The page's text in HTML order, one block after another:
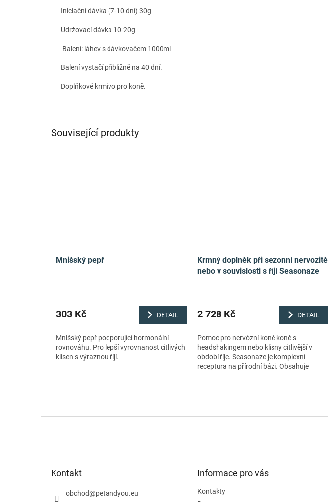
Související produkty
Mnišský pepř
303 Kč DETAIL
Mnišský pepř podporující hormonální
rovnováhu. Pro lepší vyrovnanost citlivých
klisen s výraznou říjí.
Krmný doplněk při sezonní nervozitě
nebo v souvislosti s říjí Seasonaze
2 728 Kč DETAIL
Pomoc pro nervózní koně koně s
headshakingem nebo klisny citlivější v
období říje. Seasonaze ​​je komplexní
receptura na přírodní bázi. Obsahuje
Iniciační dávka (7-10 dní) 30g
Udržovací dávka 10-20g
Balení: láhev s dávkovačem 1000ml
Balení vystačí přibližně na 40 dní.
Doplňkové krmivo pro koně.
Kontakt
obchod@petandyou.eu
Informace pro vás
Kontakty